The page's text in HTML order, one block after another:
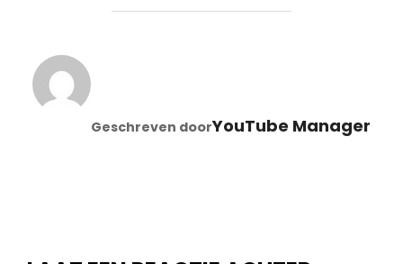
Geschreven doorYouTube Manager